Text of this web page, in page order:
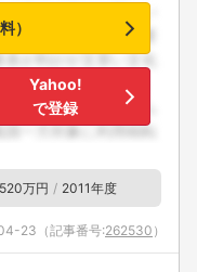
）
Yahoo!
で登録
万円 2011年度
23 （記事番号:262530 ）